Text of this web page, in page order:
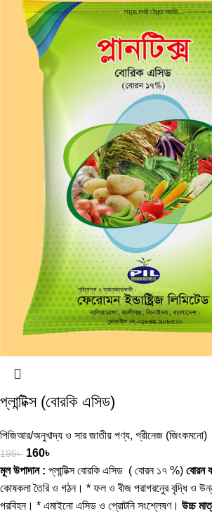
প্লান্টিক্স (বোরকি এসিড)
পিজিআর/অনুখাদ্য ও সার জাতীয় পণ্য, গ্রীনেজ (জিংকমনো)
195৳ 160৳
মূল উপাদান : প্লান্টিক্স বোরকি এসিড ( বোরন ১৭ %) বোরন
কোষকলা তৈরি ও গঠন। * ফল ও বীজ পরাগরনেুর বৃদ্ধি ও
পরবিহন। * এমাইনো এসিড ও প্রোটনি সংশ্লেষণ। উচ্চ